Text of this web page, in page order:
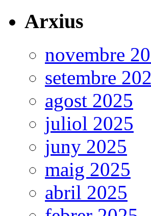
Arxius
novembre
setembre
agost 2025
juliol 2025
juny 2025
maig 2025
abril 2025